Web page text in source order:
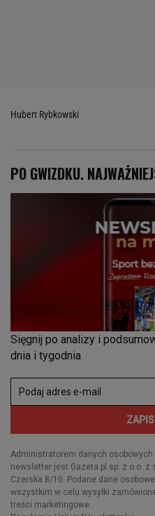
Hubert Rybkowski